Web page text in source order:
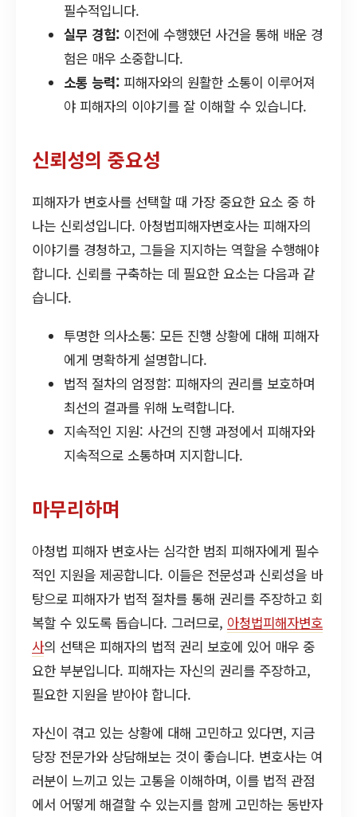
필수적입니다.
실무 경험: 이전에 수행했던 사건을 통해 배운 경
험은 매우 소중합니다.
소통 능력: 피해자와의 원활한 소통이 이루어져
야 피해자의 이야기를 잘 이해할 수 있습니다.
신뢰성의 중요성
피해자가 변호사를 선택할 때 가장 중요한 요소 중 하
나는 신뢰성입니다. 아청법피해자변호사는 피해자의
이야기를 경청하고, 그들을 지지하는 역할을 수행해야
합니다. 신뢰를 구축하는 데 필요한 요소는 다음과 같
습니다.
투명한 의사소통: 모든 진행 상황에 대해 피해자
에게 명확하게 설명합니다.
법적 절차의 엄정함: 피해자의 권리를 보호하며
최선의 결과를 위해 노력합니다.
지속적인 지원: 사건의 진행 과정에서 피해자와
지속적으로 소통하며 지지합니다.
마무리하며
아청법 피해자 변호사는 심각한 범죄 피해자에게 필수
적인 지원을 제공합니다. 이들은 전문성과 신뢰성을 바
탕으로 피해자가 법적 절차를 통해 권리를 주장하고 회
복할 수 있도록 돕습니다. 그러므로, 아청법피해자변호
사의 선택은 피해자의 법적 권리 보호에 있어 매우 중
요한 부분입니다. 피해자는 자신의 권리를 주장하고,
필요한 지원을 받아야 합니다.
자신이 겪고 있는 상황에 대해 고민하고 있다면, 지금
당장 전문가와 상담해보는 것이 좋습니다. 변호사는 여
러분이 느끼고 있는 고통을 이해하며, 이를 법적 관점
에서 어떻게 해결할 수 있는지를 함께 고민하는 동반자